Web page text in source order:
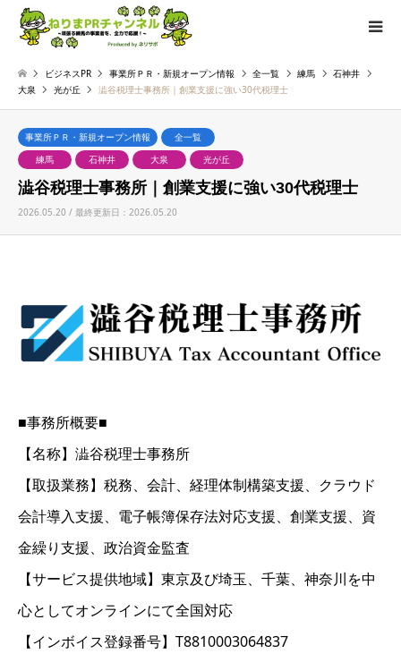
ビジネスPR 事業所ＰＲ・新規オープン情報 全一覧 練馬
石神井
大泉
光が丘 澁谷税理士事務所｜創業支援に強い30代税理士
事業所ＰＲ・新規オープン情報
全一覧
練馬
石神井 大泉 光が丘
澁谷税理士事務所｜創業支援に強い30代税理士
2026.05.20 / 最終更新日：2026.05.20
■事務所概要■
【名称】澁谷税理士事務所
【取扱業務】税務、会計、経理体制構築支援、クラウド
会計導入支援、電子帳簿保存法対応支援、創業支援、資
金繰り支援、政治資金監査
【サービス提供地域】東京及び埼玉、千葉、神奈川を中
心としてオンラインにて全国対応
【インボイス登録番号】T8810003064837